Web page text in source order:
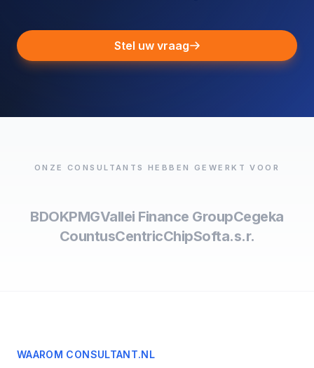
Stel uw vraag
ONZE CONSULTANTS HEBBEN GEWERKT VOOR
BDOKPMGVallei Finance GroupCegeka
CountusCentricChipSofta.s.r.
WAAROM CONSULTANT.NL